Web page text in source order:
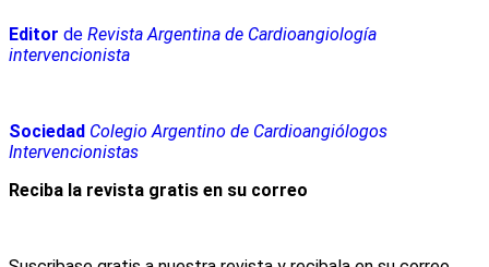
Editor de Revista Argentina de Cardioangiología
intervencionista
Sociedad Colegio Argentino de Cardioangiólogos
Intervencionistas
Reciba la revista gratis en su correo